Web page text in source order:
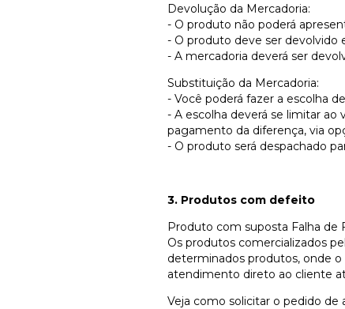
Devolução da Mercadoria:
- O produto não poderá
- O produto deve ser devolvido
- A mercadoria deverá ser
Substituição da Mercadoria:
- Você poderá fazer a escolha
- A escolha deverá se limitar
pagamento da diferença, via
- O produto será despachado
3. Produtos com defeito
Produto com suposta Falha de
Os produtos comercializados
determinados produtos, onde
atendimento direto ao cliente
Veja como solicitar o pedido de